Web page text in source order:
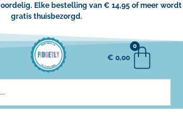
Elke bestelling van € 14,95 of meer wordt
gratis thuisbezorgd.
€ 0,00
0